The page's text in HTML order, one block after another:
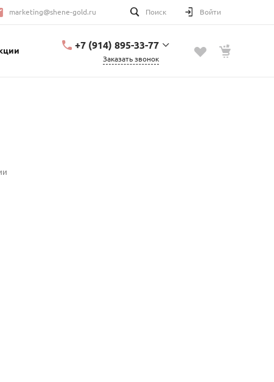
marketing@shene-gold.ru Поиск Войти
+7 (914) 895-33-77
Заказать звонок